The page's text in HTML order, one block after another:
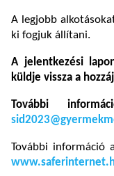
A legjobb
ki fogjuk állítani.
A jelentkezési
küldje vissza a
További
További információ